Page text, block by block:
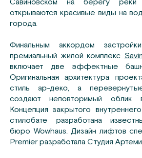
Савиновском на берегу реки
открываются красивые виды на
города.
Финальным аккордом
премиальный жилой комплекс
включает две эффектные
Оригинальная архитектура
стиль ар-деко, а
создают неповторимый облик
Концепция закрытого
стилобате разработана
бюро Wowhaus. Дизайн лифтов
Premier разработала Студия